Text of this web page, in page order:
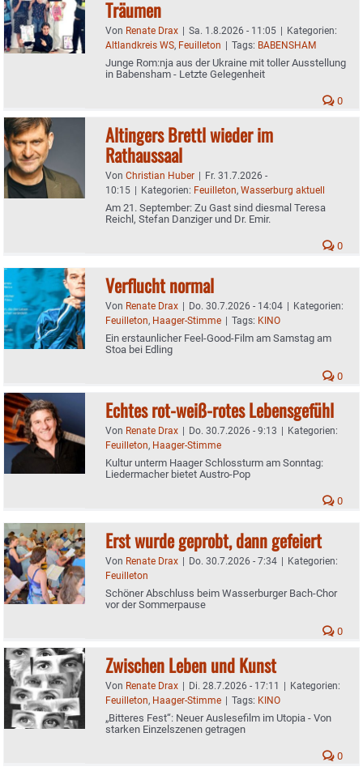
Träumen
Von Renate Drax | Sa. 1.8.2026 - 11:05 | Kategorien:
Altlandkreis WS, Feuilleton | Tags: BABENSHAM
Junge Rom:nja aus der Ukraine mit toller Ausstellung
in Babensham - Letzte Gelegenheit
0
Altingers Brettl wieder im
Rathaussaal
Von Christian Huber | Fr. 31.7.2026 -
10:15 | Kategorien: Feuilleton, Wasserburg aktuell
Am 21. September: Zu Gast sind diesmal Teresa
Reichl, Stefan Danziger und Dr. Emir.
0
Verflucht normal
Von Renate Drax | Do. 30.7.2026 - 14:04 | Kategorien:
Feuilleton, Haager-Stimme | Tags: KINO
Ein erstaunlicher Feel-Good-Film am Samstag am
Stoa bei Edling
0
Echtes rot-weiß-rotes Lebensgefühl
Von Renate Drax | Do. 30.7.2026 - 9:13 | Kategorien:
Feuilleton, Haager-Stimme
Kultur unterm Haager Schlossturm am Sonntag:
Liedermacher bietet Austro-Pop
0
Erst wurde geprobt, dann gefeiert
Von Renate Drax | Do. 30.7.2026 - 7:34 | Kategorien:
Feuilleton
Schöner Abschluss beim Wasserburger Bach-Chor
vor der Sommerpause
0
Zwischen Leben und Kunst
Von Renate Drax | Di. 28.7.2026 - 17:11 | Kategorien:
Feuilleton, Haager-Stimme | Tags: KINO
„Bitteres Fest“: Neuer Auslesefilm im Utopia - Von
starken Einzelszenen getragen
0